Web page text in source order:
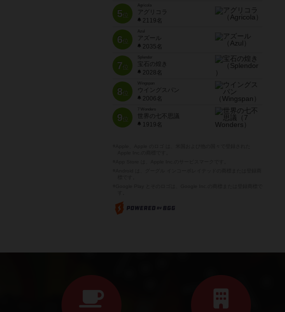
5位
Agricola
アグリコラ
2119名
6位
Azul
アズール
2035名
7位
宝石の煌き
2028名
8位
Wingspan
ウイングスパン
2006名
9位
7 Wonders
世界の七不思議
1919名